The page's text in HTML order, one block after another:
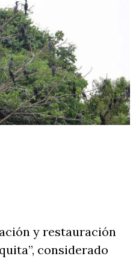
y restauración
considerado